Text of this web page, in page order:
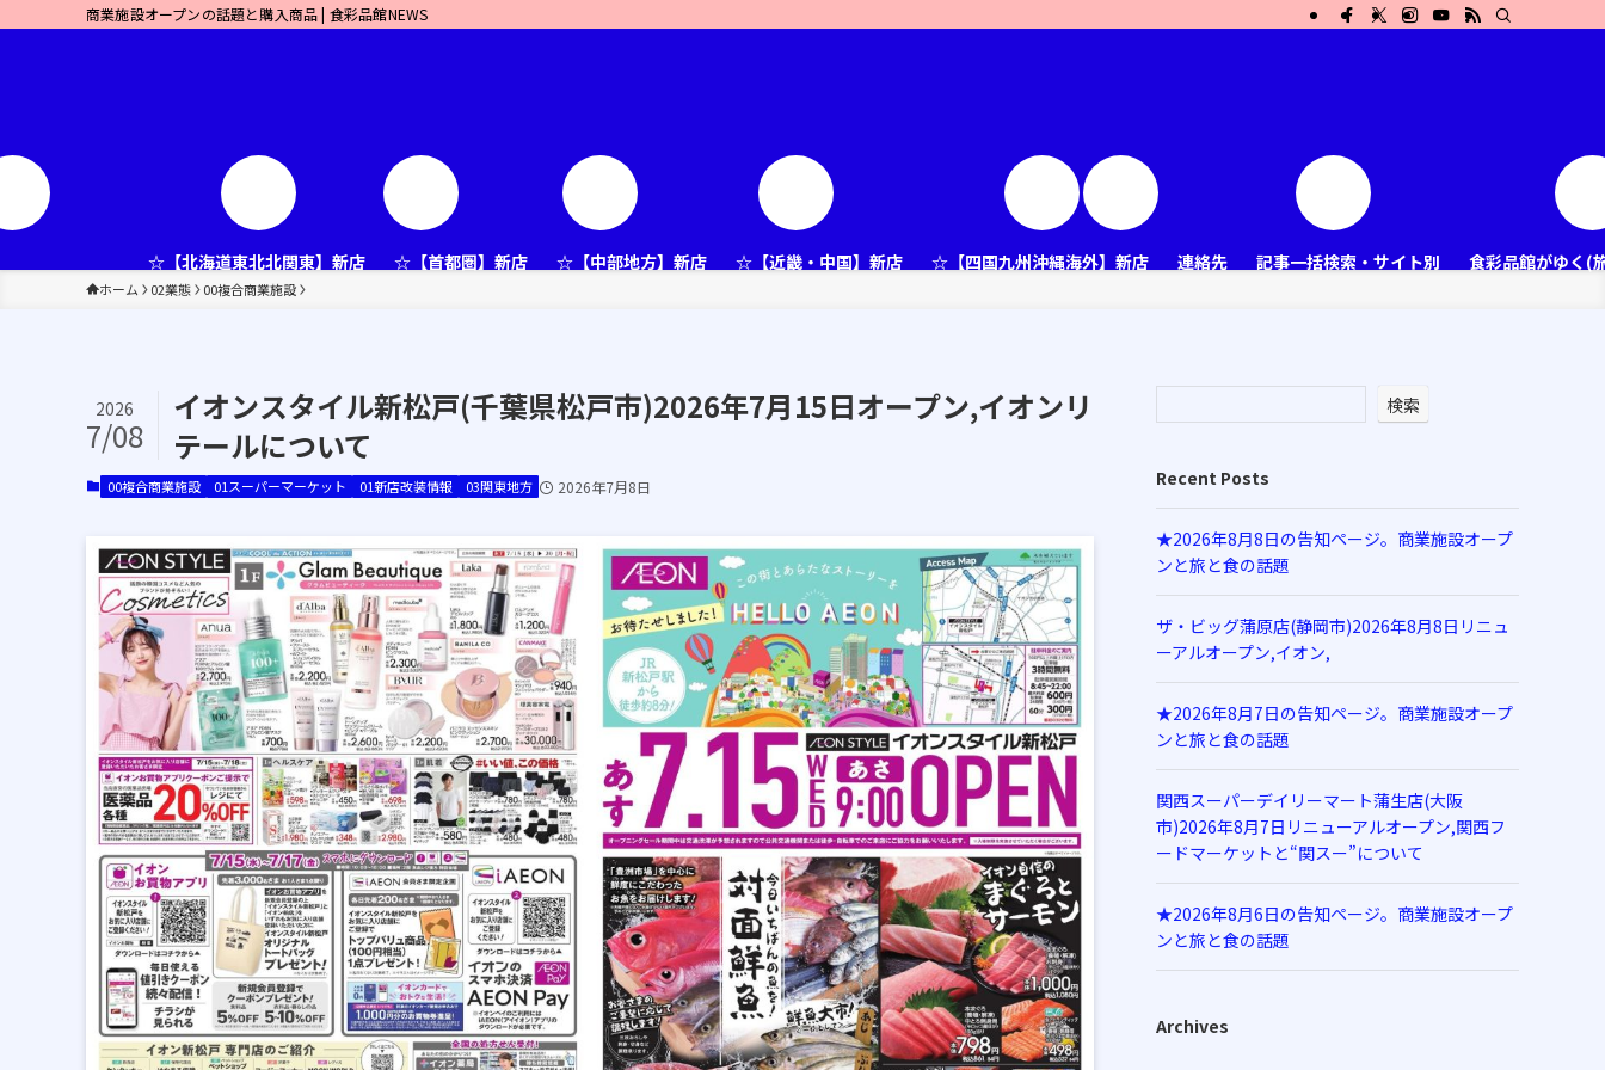
商業施設オープンの話題と購入商品 | 食彩品館NEWS
☆【北海道東北北関東】新店 ☆【首都圏】新店 ☆【中部地方】新店 ☆【近畿・中国】新店 ☆【四国九州沖縄海外】新店 連絡先 記事一括検索・サイト別 食彩品館がゆく(
ホーム 02業態 00複合商業施設
イオンスタイル新松戸(千葉県松戸市)2026年7月15日オープン,イオンリ
テールについて
2026
7/08
00複合商業施設 01スーパーマーケット 01新店改装情報 03関東地方 2026年7月8日
検索
Recent Posts
★2026年8月8日の告知ページ。商業施設オープ
ンと旅と食の話題
ザ・ビッグ蒲原店(静岡市)2026年8月8日リニュ
ーアルオープン,イオン,
★2026年8月7日の告知ページ。商業施設オープ
ンと旅と食の話題
関西スーパーデイリーマート蒲生店(大阪
市)2026年8月7日リニューアルオープン,関西フ
ードマーケットと“関スー”について
★2026年8月6日の告知ページ。商業施設オープ
ンと旅と食の話題
Archives